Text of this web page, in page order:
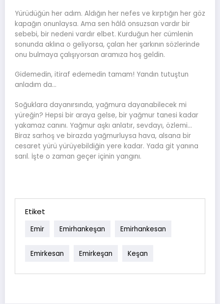
Yürüdüğün her adım. Aldığın her nefes ve kırptığın her göz
kapağın onunlaysa. Ama sen hâlâ onsuzsan vardır bir
sebebi, bir nedeni vardır elbet. Kurduğun her cümlenin
sonunda aklına o geliyorsa, çalan her şarkının sözlerinde
onu bulmaya çalışıyorsan aramıza hoş geldin.
Gidemedin, itiraf edemedin tamam! Yandın tutuştun
anladım da…
Soğuklara dayanırsında, yağmura dayanabilecek mi
yüreğin? Hepsi bir araya gelse, bir yağmur tanesi kadar
yakamaz canını. Yağmur aşkı anlatır, sevdayı, özlemi…
Biraz sarhoş ve birazda yağmurluysa hava, alsana bir
cesaret yürü yürüyebildiğin yere kadar. Yada git yanına
sarıl. İşte o zaman geçer içinin yangını.
Etiket
Emir Emirhankeşan Emirhankesan
Emirkesan Emirkeşan Keşan